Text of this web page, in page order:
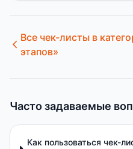
Все чек-листы в
этапов»
Часто задаваемые
Как пользоваться чек-